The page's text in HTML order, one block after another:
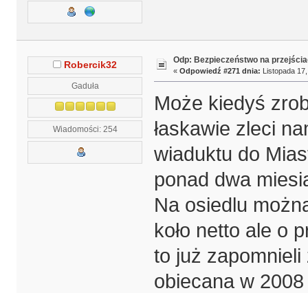
Robercik32
Gaduła
Wiadomości: 254
Odp: Bezpieczeństwo na
« Odpowiedź #271 dnia: Listopada
Może kiedyś
łaskawie zleci
wiaduktu do
ponad dwa
Na osiedlu
koło netto ale o
to już zapomnieli
obiecana w